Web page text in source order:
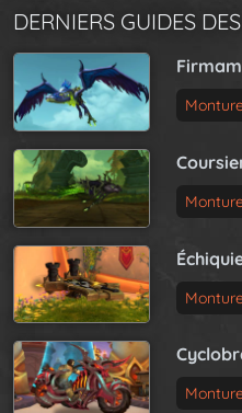
DERNIERS GUIDES